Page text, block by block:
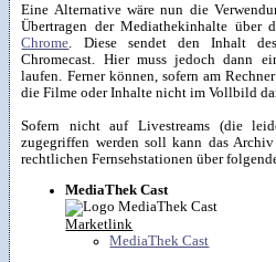
Eine Alternative wäre nun die
Übertragen der Mediathekinhalte über
Chrome . Diese sendet den Inhalt
Chromecast. Hier muss jedoch dann
laufen. Ferner können, sofern am
die Filme oder Inhalte nicht im Vollbild
Sofern nicht auf Livestreams (die
zugegriffen werden soll kann das
rechtlichen Fernsehstationen über
MediaThek Cast
Marketlink
MediaThek Cast